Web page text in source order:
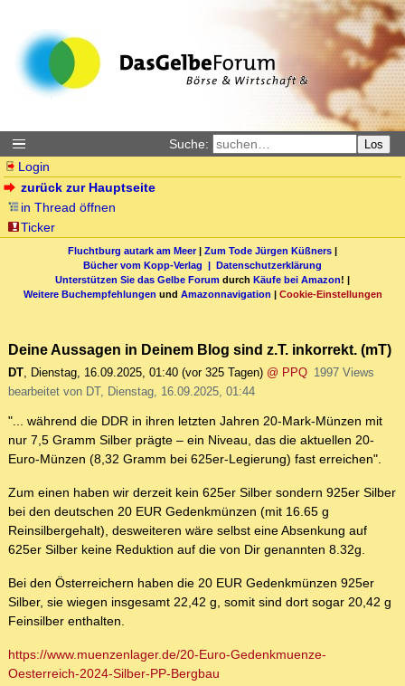
Suche: Los
Login
zurück zur Hauptseite
in Thread öffnen
Ticker
Fluchtburg autark am Meer| Zum Tode Jürgen Küßners |
Bücher vom Kopp-Verlag | Datenschutzerklärung
Unterstützen Sie das Gelbe Forum durch Käufe bei Amazon! |
Weitere Buchempfehlungen und Amazonnavigation | Cookie-Einstellungen
Deine Aussagen in Deinem Blog sind z.T. inkorrekt. (mT)
DT, Dienstag, 16.09.2025, 01:40 (vor 325 Tagen) @ PPQ 1997 Views
bearbeitet von DT, Dienstag, 16.09.2025, 01:44
"... während die DDR in ihren letzten Jahren 20-Mark-Münzen mit
nur 7,5 Gramm Silber prägte – ein Niveau, das die aktuellen 20-
Euro-Münzen (8,32 Gramm bei 625er-Legierung) fast erreichen".
Zum einen haben wir derzeit kein 625er Silber sondern 925er Silber
bei den deutschen 20 EUR Gedenkmünzen (mit 16.65 g
Reinsilbergehalt), desweiteren wäre selbst eine Absenkung auf
625er Silber keine Reduktion auf die von Dir genannten 8.32g.
Bei den Österreichern haben die 20 EUR Gedenkmünzen 925er
Silber, sie wiegen insgesamt 22,42 g, somit sind dort sogar 20,42 g
Feinsilber enthalten.
https://www.muenzenlager.de/20-Euro-Gedenkmuenze-
Oesterreich-2024-Silber-PP-Bergbau